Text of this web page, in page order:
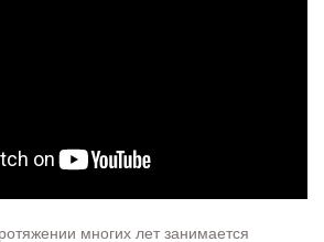
многих лет занимается